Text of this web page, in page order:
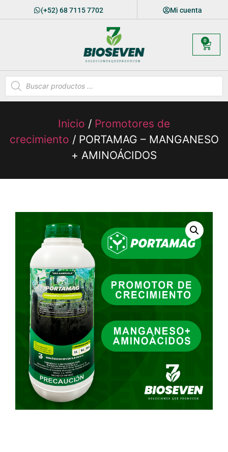
(+52) 68 7115 7702 Mi cuenta
0
Inicio / Promotores de
crecimiento / PORTAMAG – MANGANESO
+ AMINOÁCIDOS